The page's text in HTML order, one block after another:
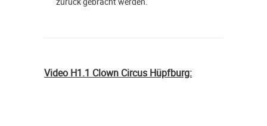
Video H1.1 Clown Circus Hüpfburg: